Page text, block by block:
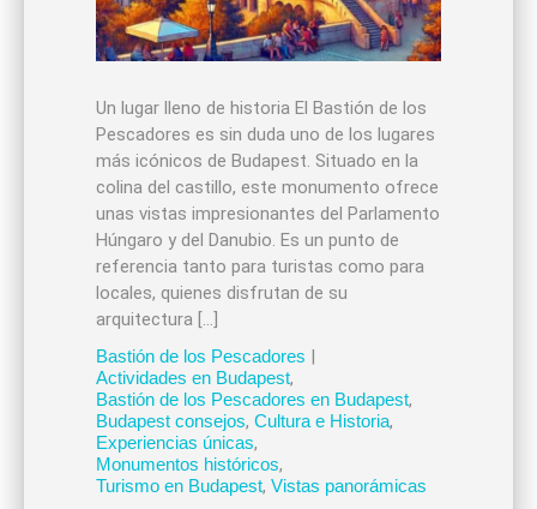
Un lugar lleno de historia El Bastión de los
Pescadores es sin duda uno de los lugares
más icónicos de Budapest. Situado en la
colina del castillo, este monumento ofrece
unas vistas impresionantes del Parlamento
Húngaro y del Danubio. Es un punto de
referencia tanto para turistas como para
locales, quienes disfrutan de su
arquitectura […]
Bastión de los Pescadores |
Actividades en Budapest,
Bastión de los Pescadores en Budapest,
Budapest consejos, Cultura e Historia,
Experiencias únicas,
Monumentos históricos,
Turismo en Budapest, Vistas panorámicas